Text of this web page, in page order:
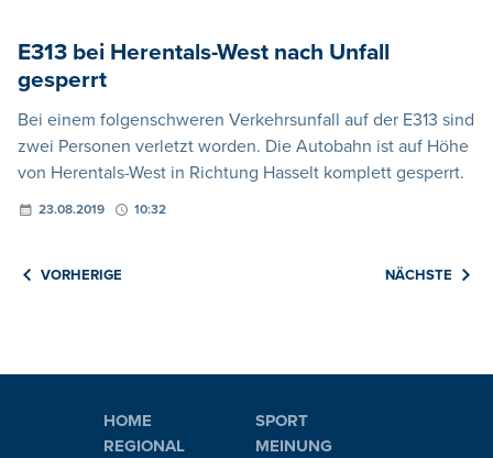
E313 bei Herentals-West nach Unfall
gesperrt
Bei einem folgenschweren Verkehrsunfall auf der E313 sind
zwei Personen verletzt worden. Die Autobahn ist auf Höhe
von Herentals-West in Richtung Hasselt komplett gesperrt.
23.08.2019 10:32
VORHERIGE NÄCHSTE
HOME
REGIONAL
SPORT
MEINUNG